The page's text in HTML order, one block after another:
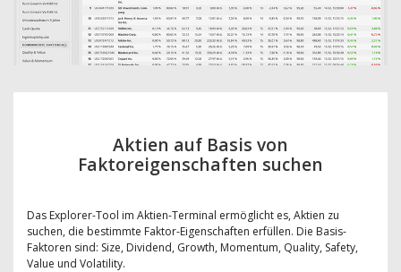
Aktien auf Basis von
Faktoreigenschaften suchen
Das Explorer-Tool im Aktien-Terminal ermöglicht es, Aktien zu
suchen, die bestimmte Faktor-Eigenschaften erfüllen. Die Basis-
Faktoren sind: Size, Dividend, Growth, Momentum, Quality, Safety,
Value und Volatility.